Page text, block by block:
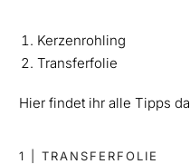
Kerzenrohling
Transferfolie
Hier findet ihr alle Tipps
1 | TRANSFERFOLIE